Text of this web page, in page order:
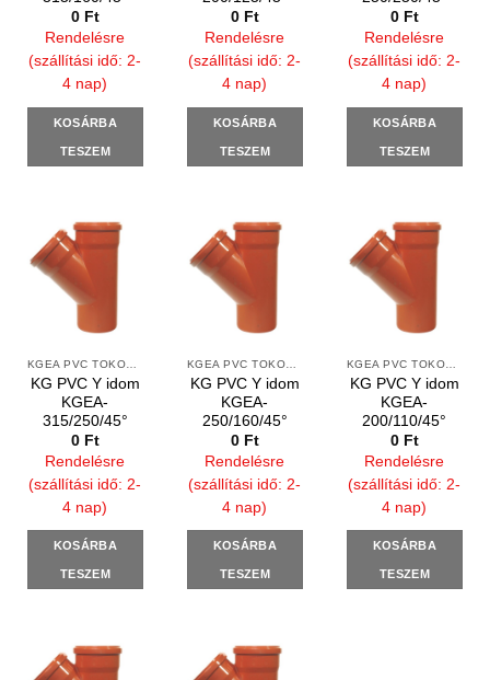
0 Ft
Rendelésre
(szállítási idő: 2-
4 nap)
KOSÁRBA
TESZEM
0 Ft
Rendelésre
(szállítási idő: 2-
4 nap)
KOSÁRBA
TESZEM
0 Ft
Rendelésre
(szállítási idő: 2-
4 nap)
KOSÁRBA
TESZEM
KG PVC Y idom
KGEA-
315/250/45°
0 Ft
Rendelésre
(szállítási idő: 2-
4 nap)
KOSÁRBA
TESZEM
KG PVC Y idom
KGEA-
250/160/45°
0 Ft
Rendelésre
(szállítási idő: 2-
4 nap)
KOSÁRBA
TESZEM
KG PVC Y idom
KGEA-
200/110/45°
0 Ft
Rendelésre
(szállítási idő: 2-
4 nap)
KOSÁRBA
TESZEM